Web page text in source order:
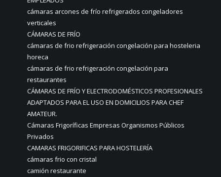
cámaras arcones de frío refrigerados congeladores
verticales
CÁMARAS DE FRÍO
cámaras de frio refrigeración congelación para hosteleria
horeca
cámaras de frio refrigeración congelación para
restaurantes
CÁMARAS DE FRÍO Y ELECTRODOMÉSTICOS PROFESIONALES
ADAPTADOS PARA EL USO EN DOMICILIOS PARA CHEF
AMATEUR.
Cámaras Frigoríficas Empresas Organismos Públicos
Privados
CAMARAS FRIGORIFICAS PARA HOSTELERÍA
cámaras frio con cristal
camión restaurante